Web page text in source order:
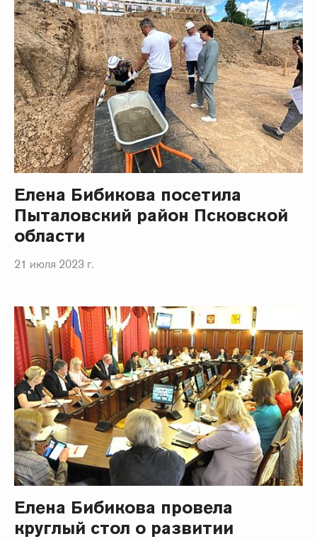
Елена Бибикова посетила
Пыталовский район Псковской
области
21 июля 2023 г.
Елена Бибикова провела
круглый стол о развитии